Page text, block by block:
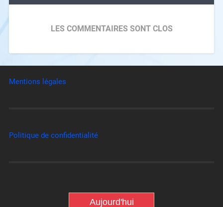
LES COMMENTAIRES SONT CLOS
Mentions légales
Politique de confidentialité
Aujourd'hui